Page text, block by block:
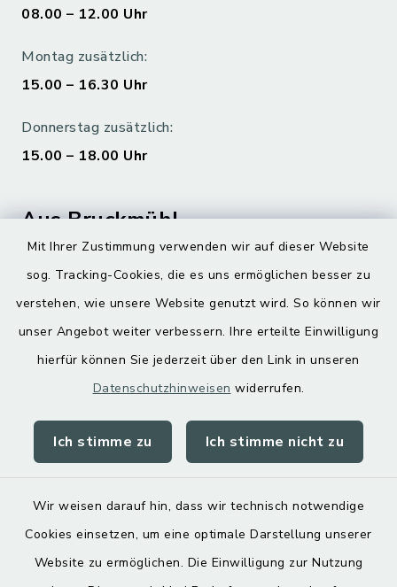
Mit Ihrer Zustimmung verwenden wir auf dieser Website
sog. Tracking-Cookies, die es uns ermöglichen besser zu
verstehen, wie unsere Website genutzt wird. So können wir
unser Angebot weiter verbessern. Ihre erteilte Einwilligung
hierfür können Sie jederzeit über den Link in unseren
Datenschutzhinweisen widerrufen.
Ich stimme zu Ich stimme nicht zu
Wir weisen darauf hin, dass wir technisch notwendige
Cookies einsetzen, um eine optimale Darstellung unserer
Website zu ermöglichen. Die Einwilligung zur Nutzung
08.00 – 12.00 Uhr
Montag zusätzlich:
15.00 – 16.30 Uhr
Donnerstag zusätzlich:
15.00 – 18.00 Uhr
Aus Bruckmühl
Digitaler Ortsplan
Kontakt
Datenschutz